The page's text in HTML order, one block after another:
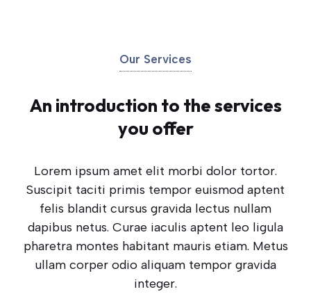
Our Services
An introduction to the services
you offer
Lorem ipsum amet elit morbi dolor tortor.
Suscipit taciti primis tempor euismod aptent
felis blandit cursus gravida lectus nullam
dapibus netus. Curae iaculis aptent leo ligula
pharetra montes habitant mauris etiam. Metus
ullam corper odio aliquam tempor gravida
integer.